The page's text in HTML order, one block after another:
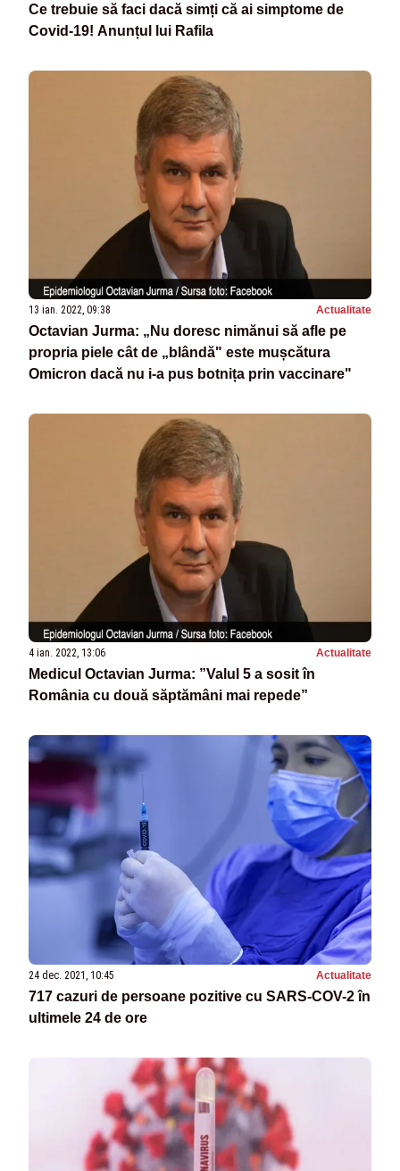
Ce trebuie să faci dacă simți că ai simptome de
Covid-19! Anunțul lui Rafila
13 ian. 2022, 09:38 Actualitate
Octavian Jurma: „Nu doresc nimănui să afle pe
propria piele cât de „blândă" este mușcătura
Omicron dacă nu i-a pus botnița prin vaccinare"
4 ian. 2022, 13:06 Actualitate
Medicul Octavian Jurma: ”Valul 5 a sosit în
România cu două săptămâni mai repede”
24 dec. 2021, 10:45 Actualitate
717 cazuri de persoane pozitive cu SARS-COV-2 în
ultimele 24 de ore